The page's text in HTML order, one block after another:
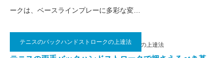
ークは、ベースラインプレーに多彩な変…
テニスのバックハンドストロークの上達法
2020.11.13 テニスのバックハンドストロークの上達法